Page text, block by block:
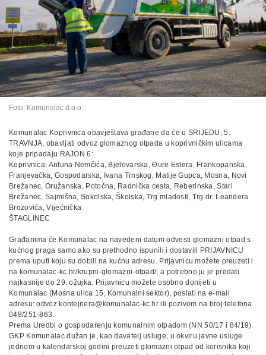
Foto: Komunalac d.o.o.
Komunalac Koprivnica obavještava građane da će u SRIJEDU, 5.
TRAVNJA, obavljati odvoz glomaznog otpada u koprivničkim ulicama
koje pripadaju RAJON 6:
Koprivnica: Antuna Nemčića, Bjelovarska, Đure Estera, Frankopanska,
Franjevačka, Gospodarska, Ivana Trnskog, Matije Gupca, Mosna, Novi
Brežanec, Oružanska, Potočna, Radnička cesta, Reberinska, Stari
Brežanec, Sajmišna, Sokolska, Školska, Trg mladosti, Trg dr. Leandera
Brozovića, Vijećnička
ŠTAGLINEC
Građanima će Komunalac na navedeni datum odvesti glomazni otpad s
kućnog praga samo ako su prethodno ispunili i dostavili PRIJAVNICU
prema uputi koju su dobili na kućnu adresu. Prijavnicu možete preuzeti i
na komunalac-kc.hr/krupni-glomazni-otpad/, a potrebno ju je predati
najkasnije do 29. ožujka. Prijavnicu možete osobno donijeti u
Komunalac (Mosna ulica 15, Komunalni sektor), poslati na e-mail
adresu:odvoz.kontejnera@komunalac-kc.hr ili pozivom na broj telefona
048/251-863.
Prema Uredbi o gospodarenju komunalnim otpadom (NN 50/17 i 84/19)
GKP Komunalac dužan je, kao davatelj usluge, u okviru javne usluge
jednom u kalendarskoj godini preuzeti glomazni otpad od korisnika koji